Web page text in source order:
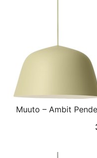
Muuto – Ambit